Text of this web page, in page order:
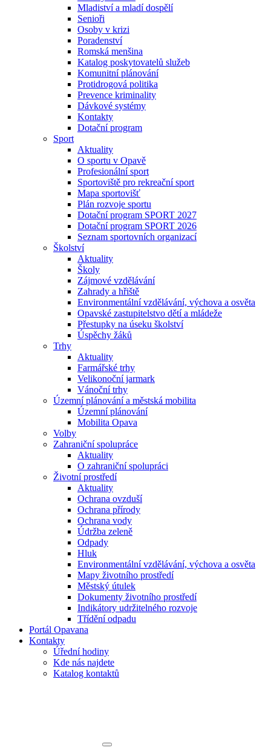
Mladiství a mladí dospělí
Senioři
Osoby v krizi
Poradenství
Romská menšina
Katalog poskytovatelů služeb
Komunitní plánování
Protidrogová politika
Prevence kriminality
Dávkové systémy
Kontakty
Dotační program
Sport
Aktuality
O sportu v Opavě
Profesionální sport
Sportoviště pro rekreační sport
Mapa sportovišť
Plán rozvoje sportu
Dotační program SPORT 2027
Dotační program SPORT 2026
Seznam sportovních organizací
Školství
Aktuality
Školy
Zájmové vzdělávání
Zahrady a hřiště
Environmentální vzdělávání, výchova a osvěta
Opavské zastupitelstvo dětí a mládeže
Přestupky na úseku školství
Úspěchy žáků
Trhy
Aktuality
Farmářské trhy
Velikonoční jarmark
Vánoční trhy
Územní plánování a městská mobilita
Územní plánování
Mobilita Opava
Volby
Zahraniční spolupráce
Aktuality
O zahraniční spolupráci
Životní prostředí
Aktuality
Ochrana ovzduší
Ochrana přírody
Ochrana vody
Údržba zeleně
Odpady
Hluk
Environmentální vzdělávání, výchova a osvěta
Mapy životního prostředí
Městský útulek
Dokumenty životního prostředí
Indikátory udržitelného rozvoje
Třídění odpadu
Portál Opavana
Kontakty
Úřední hodiny
Kde nás najdete
Katalog kontaktů